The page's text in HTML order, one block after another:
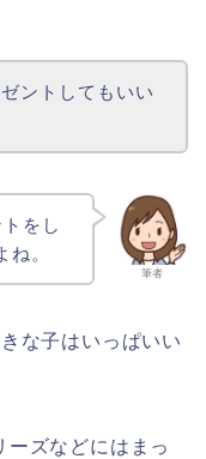
ントしてもいい
筆者
をし
。
な子はいっぱいい
ーズなどにはまっ